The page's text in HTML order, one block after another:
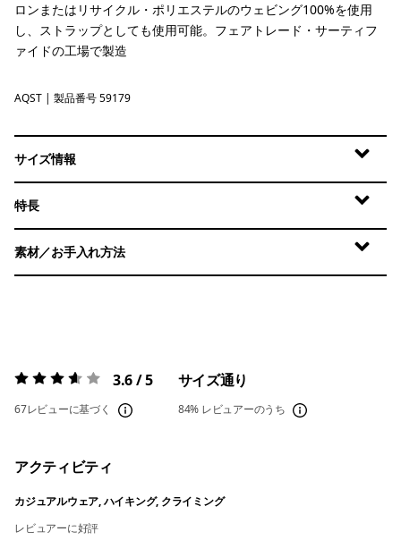
ロンまたはリサイクル・ポリエステルのウェビング100%を使用
し、ストラップとしても使用可能。フェアトレード・サーティフ
ァイドの工場で製造
Aqua Stone
AQST | 製品番号 59179
サイズ情報
特長
素材／お手入れ方法
評価:3.6 / 5 3.6 / 5
67レビューに基づく
サイズ通り
84% レビュアーのうち
アクティビティ
カジュアルウェア, ハイキング, クライミング
レビュアーに好評